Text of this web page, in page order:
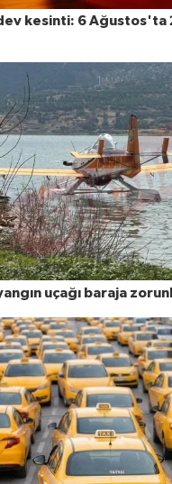
kesinti: 6
uçağı baraja